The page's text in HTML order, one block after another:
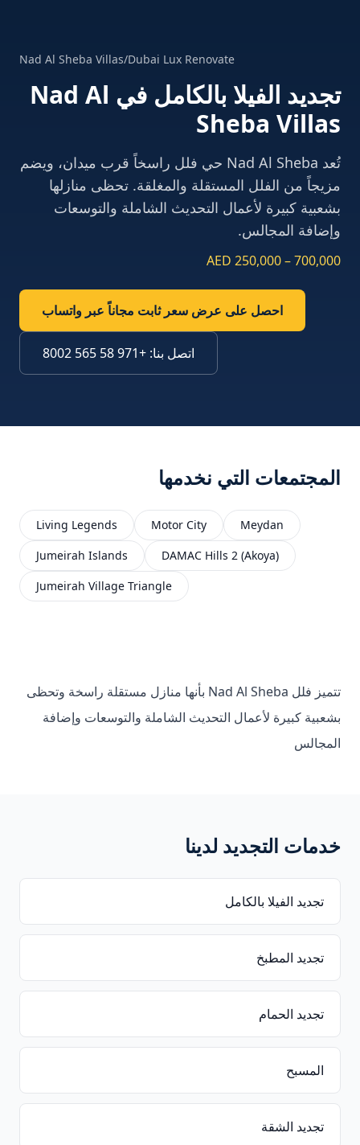
Dubai Lux Renovate
/
Nad Al Sheba Villas
تجديد الفيلا بالكامل في Nad Al
Sheba Villas
تُعد Nad Al Sheba حي فلل راسخاً قرب ميدان، ويضم
مزيجاً من الفلل المستقلة والمغلقة. تحظى منازلها
بشعبية كبيرة لأعمال التحديث الشاملة والتوسعات
وإضافة المجالس.
AED 250,000 – 700,000
احصل على عرض سعر ثابت مجاناً عبر واتساب
اتصل بنا:
+971 58 565 8002
المجتمعات التي نخدمها
Meydan
Motor City
Living Legends
DAMAC Hills 2 (Akoya)
Jumeirah Islands
Jumeirah Village Triangle
تتميز فلل Nad Al Sheba بأنها منازل مستقلة راسخة وتحظى
بشعبية كبيرة لأعمال التحديث الشاملة والتوسعات وإضافة
المجالس
خدمات التجديد لدينا
تجديد الفيلا بالكامل
تجديد المطبخ
تجديد الحمام
المسبح
تجديد الشقة